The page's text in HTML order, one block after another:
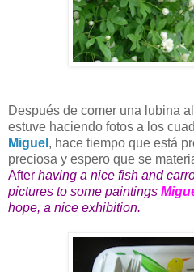
Después de comer una lubina
estuve haciendo fotos a los
Miguel , hace tiempo que está
preciosa y espero que se
After having a nice fish and
pictures to some paintings
hope, a nice exhibition.